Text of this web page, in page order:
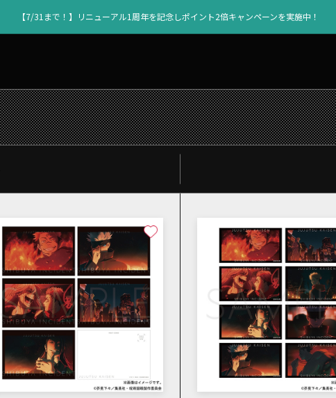
【7/31まで！】リニューアル1周年を記念しポイント2倍キャンペーンを実施中！